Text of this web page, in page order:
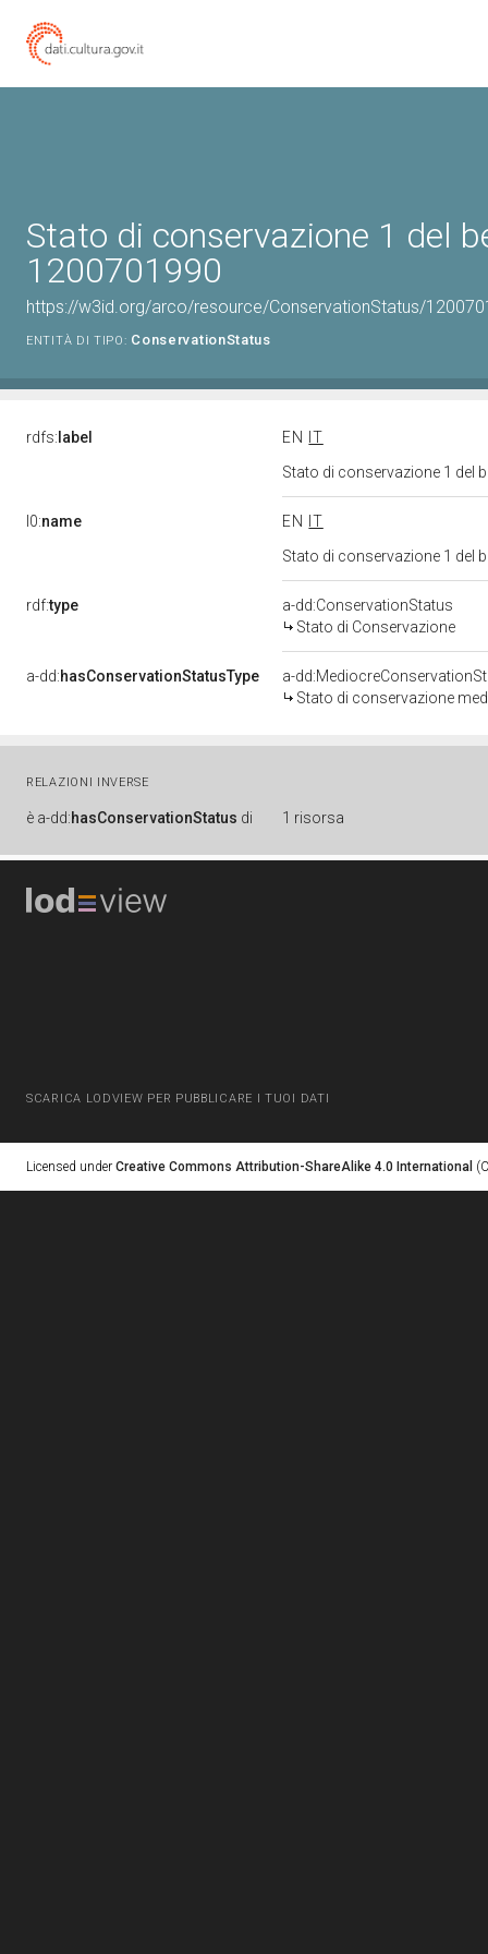
Stato di conservazione 1 del
1200701990
https://w3id.org/arco/resource/ConservationStatus/
ENTITÀ DI TIPO: ConservationStatus
rdfs: label EN
IT
Stato di conservazione 1 del
l0:name EN
IT
Stato di conservazione 1 del
rdf:type
a-dd:ConservationStatus
Stato di Conservazione
a-dd:hasConservationStatusType
a-
Stato di conservazione
RELAZIONI INVERSE
è a-dd:hasConservationStatus di 1 risorsa
SCARICA LODVIEW PER PUBBLICARE I TUOI DATI
Licensed under Creative Commons Attribution-ShareAlike 4.0 International